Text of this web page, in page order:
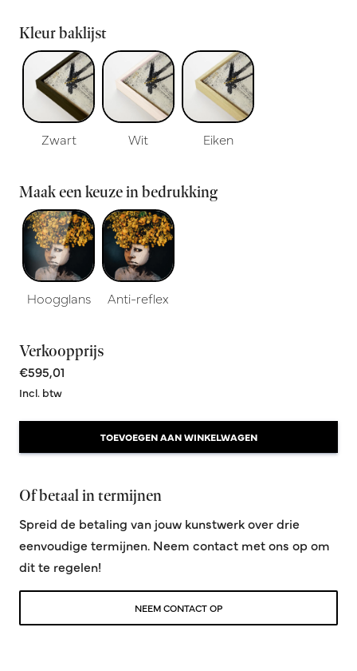
Kleur baklijst
Zwart Wit Eiken
Maak een keuze in bedrukking
Hoogglans Anti-reflex
Verkoopprijs
€595,01
Incl. btw
TOEVOEGEN AAN WINKELWAGEN
Of betaal in termijnen
Spreid de betaling van jouw kunstwerk over drie
eenvoudige termijnen. Neem contact met ons op om
dit te regelen!
NEEM CONTACT OP